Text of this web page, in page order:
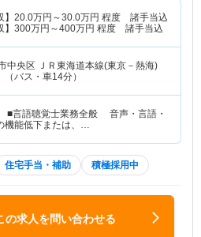
20.0万円～30.0万円 程度 諸手当込
300万円～400万円 程度 諸手当込
中央区 ＪＲ東海道本線(東京－熱海)
（バス・車14分）
■言語聴覚士業務全般 音声・言語・
機能低下または、…
住宅手当・補助 積極採用中
の求人を問い合わせる